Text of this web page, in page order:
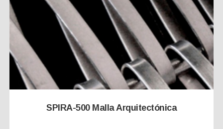
SPIRA-500 Malla Arquitectónica